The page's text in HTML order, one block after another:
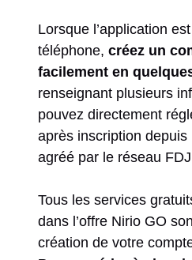
Lorsque l’application
téléphone, créez un
facilement en
renseignant plusieurs
pouvez directement
après inscription
agréé par le réseau
Tous les services
dans l’offre Nirio GO
création de votre